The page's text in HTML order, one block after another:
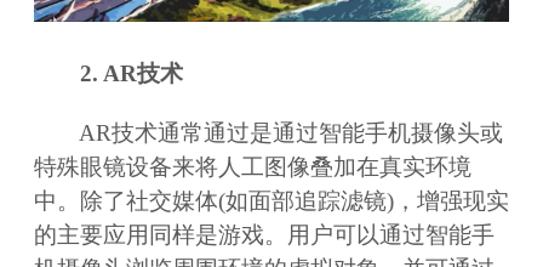
2. AR技术
AR技术通常通过是通过智能手机摄像头或
特殊眼镜设备来将人工图像叠加在真实环境
中。除了社交媒体(如面部追踪滤镜)，增强现实
的主要应用同样是游戏。用户可以通过智能手